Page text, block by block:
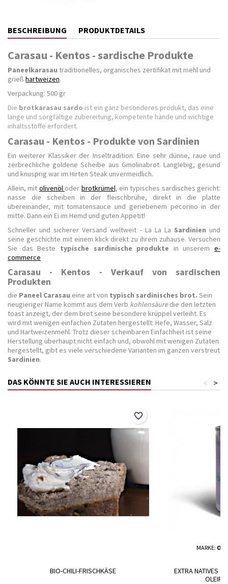
BESCHREIBUNG PRODUKTDETAILS
Carasau - Kentos - sardische Produkte
Paneelkarasau traditionelles, organisches zertifikat mit mehl und
grieß hartweizen.
Verpackung: 500 gr
Die brotkarasau sardo ist ein ganz besonderes produkt, das eine
lange und sorgfältige zubereitung, kompetente hände und wichtige
inhaltsstoffe erfordert.
Carasau - Kentos - Produkte von Sardinien
Ein weiterer Klassiker der Inseltradition. Eine sehr dünne, raue und
zerbrechliche goldene Scheibe aus Gmolinabrot. Langlebig, gesund
und knusprig war im Hirten Steak unvermeidlich.
Allein, mit olivenöl oder brotkrümel, ein typisches sardisches gericht:
nasse die scheiben in der fleischbrühe, direkt in die platte
übereinander, mit tomatensauce und geriebenem pecorino in der
mitte. Dann ein Ei im Hemd und guten Appetit!
Schneller und sicherer Versand weltweit - La La La Sardinien und
seine geschichte mit einem klick direkt zu ihrem zuhause. Versuchen
Sie das Beste typische sardinische produkte in unserem e-
commerce
Carasau - Kentos - Verkauf von sardischen
Produkten
die Paneel Carasau eine art von typisch sardinisches brot. Sein
neugieriger Name kommt aus dem Verb kohlensäuredie den letzten
toast anzeigt, der dem brot seine besondere krüppel verleiht. Es
wird mit wenigen einfachen Zutaten hergestellt: Hefe, Wasser, Salz
und Hartweizenmehl. Trotz dieser scheinbaren Einfachheit ist seine
Herstellung überhaupt nicht einfach und, obwohl mit wenigen Zutaten
hergestellt, gibt es viele verschiedene Varianten im ganzen verstreut
Sardinien.
DAS KÖNNTE SIE AUCH INTERESSIEREN >
<
BIO-CHILI-FRISCHKÄSE
favorite_border
MARKE:
EXTRA NATIVES